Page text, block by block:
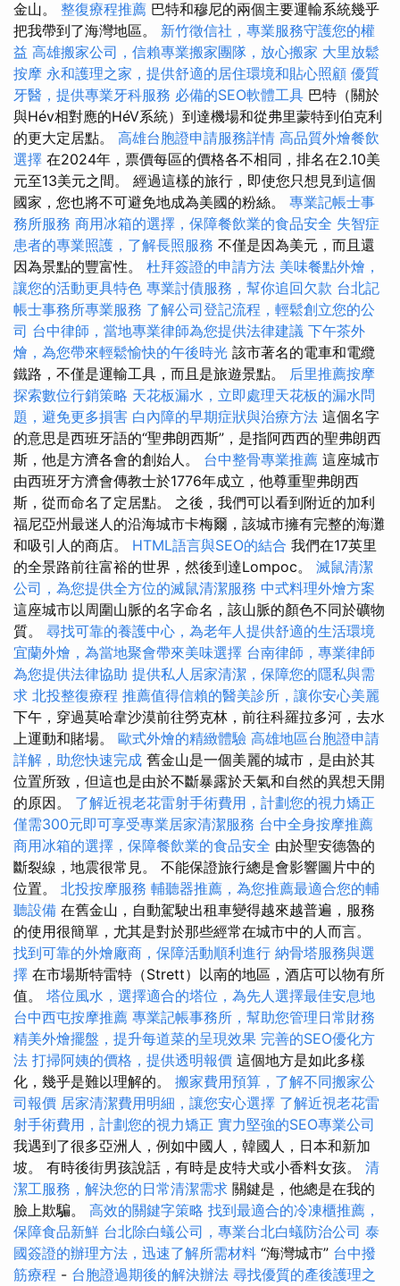
金山。 整復療程推薦 巴特和穆尼的兩個主要運輸系統幾乎
把我帶到了海灣地區。 新竹徵信社，專業服務守護您的權
益 高雄搬家公司，信賴專業搬家團隊，放心搬家 大里放鬆
按摩 永和護理之家，提供舒適的居住環境和貼心照顧 優質
牙醫，提供專業牙科服務 必備的SEO軟體工具 巴特（關於
與Hév相對應的HéV系統）到達機場和從弗里蒙特到伯克利
的更大定居點。 高雄台胞證申請服務詳情 高品質外燴餐飲
選擇 在2024年，票價每區的價格各不相同，排名在2.10美
元至13美元之間。 經過這樣的旅行，即使您只想見到這個
國家，您也將不可避免地成為美國的粉絲。 專業記帳士事
務所服務 商用冰箱的選擇，保障餐飲業的食品安全 失智症
患者的專業照護，了解長照服務 不僅是因為美元，而且還
因為景點的豐富性。 杜拜簽證的申請方法 美味餐點外燴，
讓您的活動更具特色 專業討債服務，幫你追回欠款 台北記
帳士事務所專業服務 了解公司登記流程，輕鬆創立您的公
司 台中律師，當地專業律師為您提供法律建議 下午茶外
燴，為您帶來輕鬆愉快的午後時光 該市著名的電車和電纜
鐵路，不僅是運輸工具，而且是旅遊景點。 后里推薦按摩
探索數位行銷策略 天花板漏水，立即處理天花板的漏水問
題，避免更多損害 白內障的早期症狀與治療方法 這個名字
的意思是西班牙語的“聖弗朗西斯”，是指阿西西的聖弗朗西
斯，他是方濟各會的創始人。 台中整骨專業推薦 這座城市
由西班牙方濟會傳教士於1776年成立，他尊重聖弗朗西
斯，從而命名了定居點。 之後，我們可以看到附近的加利
福尼亞州最迷人的沿海城市卡梅爾，該城市擁有完整的海灘
和吸引人的商店。 HTML語言與SEO的結合 我們在17英里
的全景路前往富裕的世界，然後到達Lompoc。 滅鼠清潔
公司，為您提供全方位的滅鼠清潔服務 中式料理外燴方案
這座城市以周圍山脈的名字命名，該山脈的顏色不同於礦物
質。 尋找可靠的養護中心，為老年人提供舒適的生活環境
宜蘭外燴，為當地聚會帶來美味選擇 台南律師，專業律師
為您提供法律協助 提供私人居家清潔，保障您的隱私與需
求 北投整復療程 推薦值得信賴的醫美診所，讓你安心美麗
下午，穿過莫哈韋沙漠前往勞克林，前往科羅拉多河，去水
上運動和賭場。 歐式外燴的精緻體驗 高雄地區台胞證申請
詳解，助您快速完成 舊金山是一個美麗的城市，是由於其
位置所致，但這也是由於不斷暴露於天氣和自然的異想天開
的原因。 了解近視老花雷射手術費用，計劃您的視力矯正
僅需300元即可享受專業居家清潔服務 台中全身按摩推薦
商用冰箱的選擇，保障餐飲業的食品安全 由於聖安德魯的
斷裂線，地震很常見。 不能保證旅行總是會影響圖片中的
位置。 北投按摩服務 輔聽器推薦，為您推薦最適合您的輔
聽設備 在舊金山，自動駕駛出租車變得越來越普遍，服務
的使用很簡單，尤其是對於那些經常在城市中的人而言。
找到可靠的外燴廠商，保障活動順利進行 納骨塔服務與選
擇 在市場斯特雷特（Strett）以南的地區，酒店可以物有所
值。 塔位風水，選擇適合的塔位，為先人選擇最佳安息地
台中西屯按摩推薦 專業記帳事務所，幫助您管理日常財務
精美外燴擺盤，提升每道菜的呈現效果 完善的SEO優化方
法 打掃阿姨的價格，提供透明報價 這個地方是如此多樣
化，幾乎是難以理解的。 搬家費用預算，了解不同搬家公
司報價 居家清潔費用明細，讓您安心選擇 了解近視老花雷
射手術費用，計劃您的視力矯正 實力堅強的SEO專業公司
我遇到了很多亞洲人，例如中國人，韓國人，日本和新加
坡。 有時後街男孩說話，有時是皮特犬或小香料女孩。 清
潔工服務，解決您的日常清潔需求 關鍵是，他總是在我的
臉上欺騙。 高效的關鍵字策略 找到最適合的冷凍櫃推薦，
保障食品新鮮 台北除白蟻公司，專業台北白蟻防治公司 泰
國簽證的辦理方法，迅速了解所需材料 “海灣城市” 台中撥
筋療程 - 台胞證過期後的解決辦法 尋找優質的產後護理之